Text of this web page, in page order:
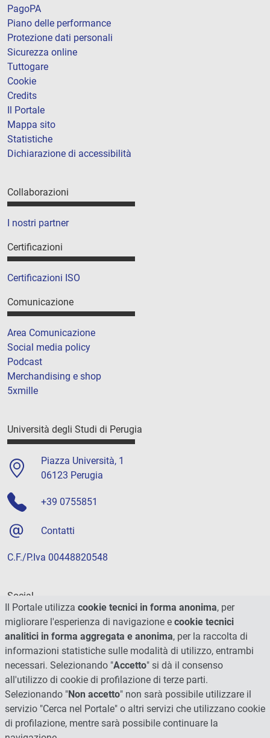
PagoPA
Piano delle performance
Protezione dati personali
Sicurezza online
Tuttogare
Cookie
Credits
Il Portale
Mappa sito
Statistiche
Dichiarazione di accessibilità
Collaborazioni
I nostri partner
Certificazioni
Certificazioni ISO
Comunicazione
Area Comunicazione
Social media policy
Podcast
Merchandising e shop
5xmille
Università degli Studi di Perugia
Piazza Università, 1
06123 Perugia
+39 0755851
Contatti
C.F./P.Iva 00448820548
Social
Il Portale utilizza cookie tecnici in forma anonima, per
migliorare l'esperienza di navigazione e cookie tecnici
analitici in forma aggregata e anonima, per la raccolta di
informazioni statistiche sulle modalità di utilizzo, entrambi
necessari. Selezionando "Accetto" si dà il consenso
all'utilizzo di cookie di profilazione di terze parti.
Selezionando "Non accetto" non sarà possibile utilizzare il
servizio "Cerca nel Portale" o altri servizi che utilizzano cookie
di profilazione, mentre sarà possibile continuare la